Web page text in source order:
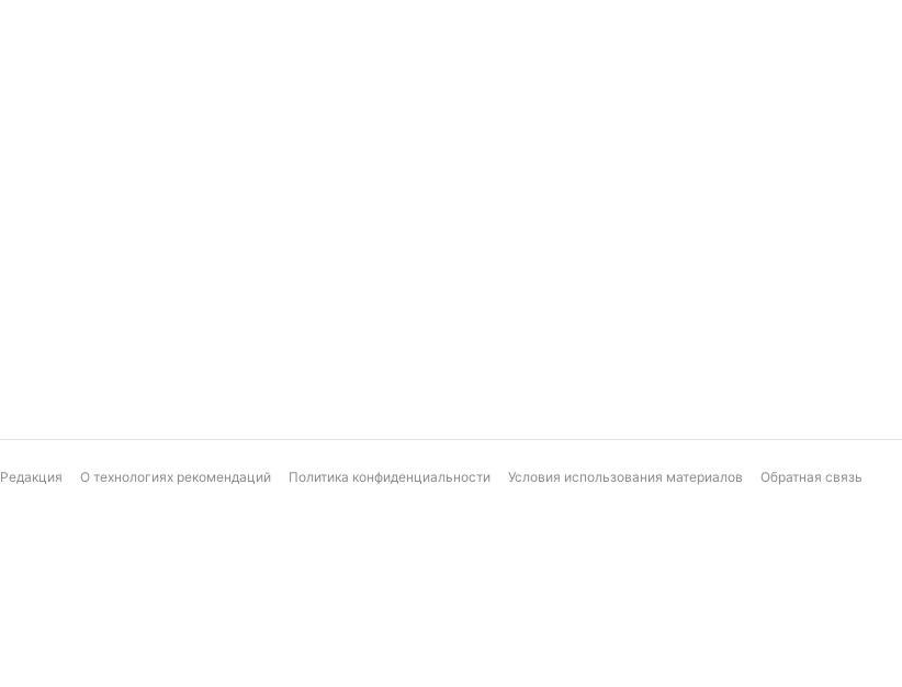
Редакция О технологиях рекомендаций Политика конфиденциальности Условия использования материалов Обратная связь